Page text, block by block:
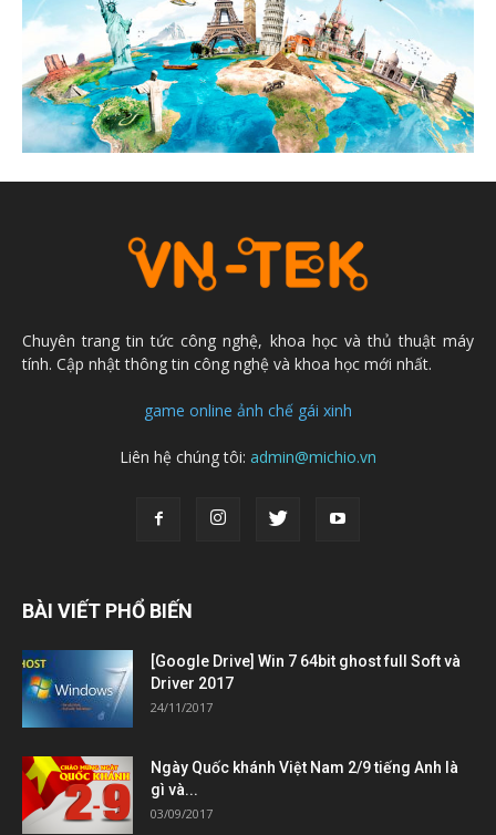
Chuyên trang tin tức công nghệ, khoa học và thủ thuật máy
tính. Cập nhật thông tin công nghệ và khoa học mới nhất.
game online ảnh chế gái xinh
Liên hệ chúng tôi: admin@michio.vn
BÀI VIẾT PHỔ BIẾN
[Google Drive] Win 7 64bit ghost full Soft và
Driver 2017
24/11/2017
Ngày Quốc khánh Việt Nam 2/9 tiếng Anh là
gì và...
03/09/2017